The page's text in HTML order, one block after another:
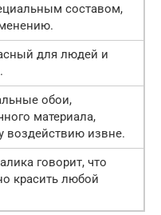
составом,
для людей и
обои,
материала,
воздействию извне.
говорит, что
красить любой